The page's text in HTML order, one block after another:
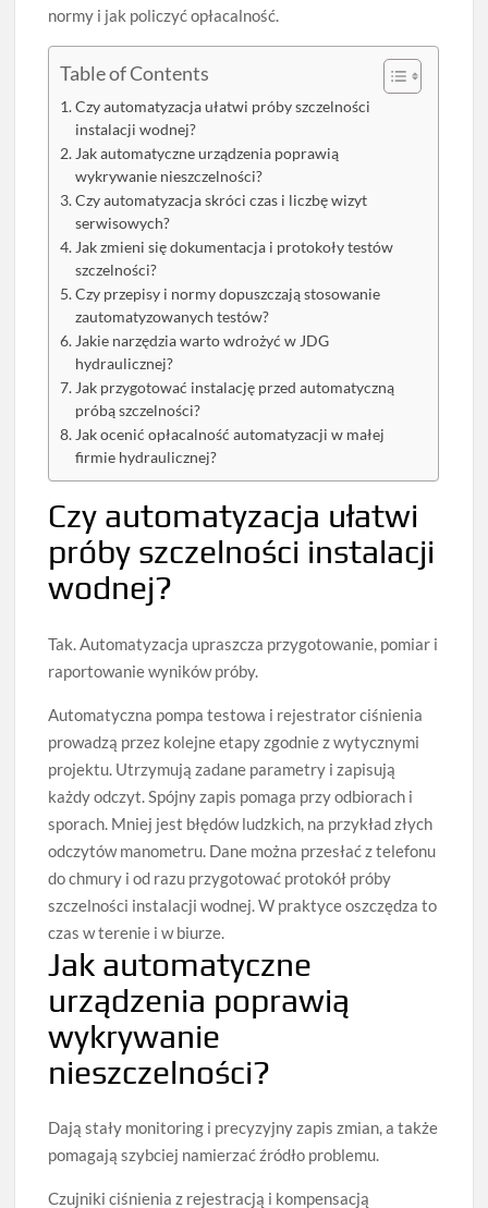
normy i jak policzyć opłacalność.
Table of Contents
Czy automatyzacja ułatwi próby szczelności
instalacji wodnej?
Jak automatyczne urządzenia poprawią
wykrywanie nieszczelności?
Czy automatyzacja skróci czas i liczbę wizyt
serwisowych?
Jak zmieni się dokumentacja i protokoły testów
szczelności?
Czy przepisy i normy dopuszczają stosowanie
zautomatyzowanych testów?
Jakie narzędzia warto wdrożyć w JDG
hydraulicznej?
Jak przygotować instalację przed automatyczną
próbą szczelności?
Jak ocenić opłacalność automatyzacji w małej
firmie hydraulicznej?
Czy automatyzacja ułatwi
próby szczelności instalacji
wodnej?
Tak. Automatyzacja upraszcza przygotowanie, pomiar i
raportowanie wyników próby.
Automatyczna pompa testowa i rejestrator ciśnienia
prowadzą przez kolejne etapy zgodnie z wytycznymi
projektu. Utrzymują zadane parametry i zapisują
każdy odczyt. Spójny zapis pomaga przy odbiorach i
sporach. Mniej jest błędów ludzkich, na przykład złych
odczytów manometru. Dane można przesłać z telefonu
do chmury i od razu przygotować protokół próby
szczelności instalacji wodnej. W praktyce oszczędza to
czas w terenie i w biurze.
Jak automatyczne
urządzenia poprawią
wykrywanie
nieszczelności?
Dają stały monitoring i precyzyjny zapis zmian, a także
pomagają szybciej namierzać źródło problemu.
Czujniki ciśnienia z rejestracją i kompensacją